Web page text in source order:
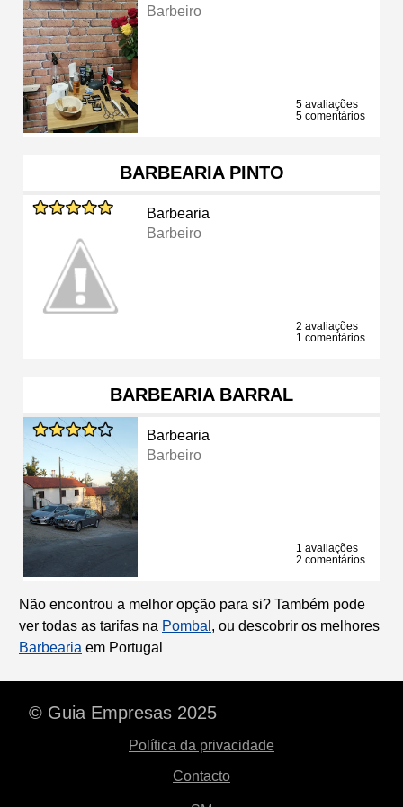
Barbeiro
5 avaliações
5 comentários
BARBEARIA PINTO
Barbearia
Barbeiro
2 avaliações
1 comentários
BARBEARIA BARRAL
Barbearia
Barbeiro
1 avaliações
2 comentários
Não encontrou a melhor opção para si? Também pode
ver todas as tarifas na Pombal , ou descobrir os melhores
Barbearia em Portugal
© Guia Empresas 2025
Política da privacidade
Contacto